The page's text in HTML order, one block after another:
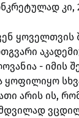
კი,
ყოველთვის
- იმის
ყოფილიყო
არის ის,